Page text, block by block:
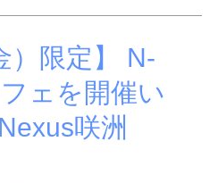
）限定】 N-
ェを開催い
咲洲